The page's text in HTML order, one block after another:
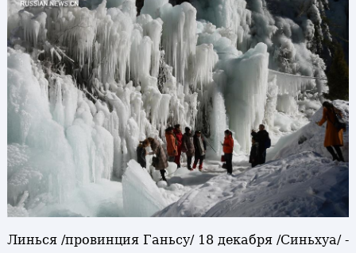
Линься /провинция Ганьсу/ 18 декабря /Синьхуа/ -